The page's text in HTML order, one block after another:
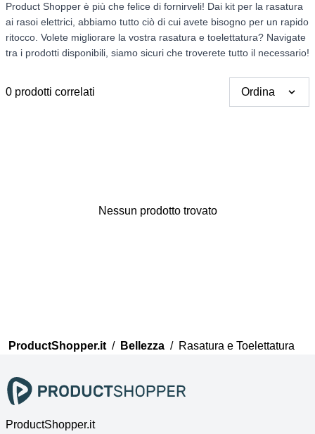
Product Shopper è più che felice di fornirveli! Dai kit per la rasatura
ai rasoi elettrici, abbiamo tutto ciò di cui avete bisogno per un rapido
ritocco. Volete migliorare la vostra rasatura e toelettatura? Navigate
tra i prodotti disponibili, siamo sicuri che troverete tutto il necessario!
0 prodotti correlati Ordina
Nessun prodotto trovato
ProductShopper.it / Bellezza / Rasatura e Toelettatura
ProductShopper.it